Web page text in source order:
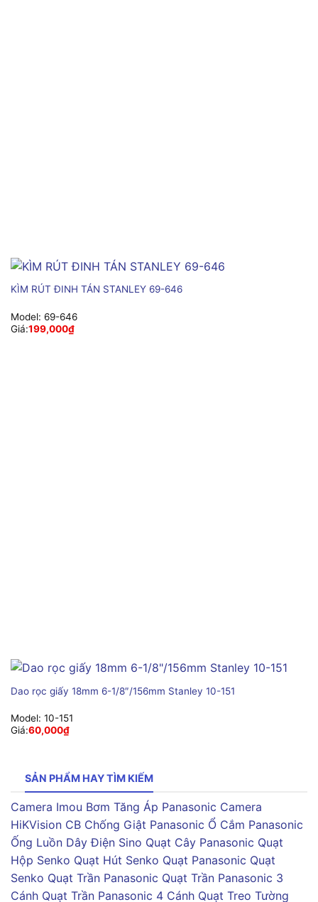
KÌM RÚT ĐINH TÁN STANLEY 69-646
Model: 69-646
Giá:199,000₫
Dao rọc giấy 18mm 6-1/8″/156mm Stanley 10-151
Model: 10-151
Giá:60,000₫
SẢN PHẨM HAY TÌM KIẾM
Camera Imou Bơm Tăng Áp Panasonic Camera
HiKVision CB Chống Giật Panasonic Ổ Cắm Panasonic
Ống Luồn Dây Điện Sino Quạt Cây Panasonic Quạt
Hộp Senko Quạt Hút Senko Quạt Panasonic Quạt
Senko Quạt Trần Panasonic Quạt Trần Panasonic 3
Cánh Quạt Trần Panasonic 4 Cánh Quạt Treo Tường